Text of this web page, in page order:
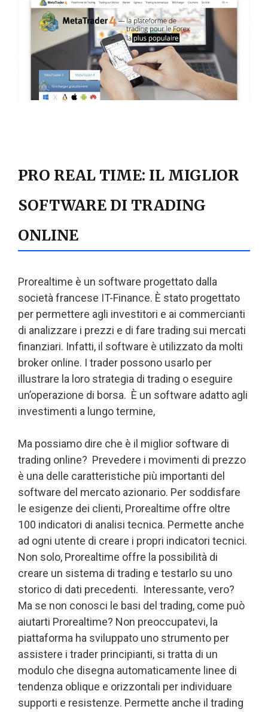
PRO REAL TIME: IL MIGLIOR
SOFTWARE DI TRADING
ONLINE
Prorealtime è un software progettato dalla
società francese IT-Finance. È stato progettato
per permettere agli investitori e ai commercianti
di analizzare i prezzi e di fare trading sui mercati
finanziari. Infatti, il software è utilizzato da molti
broker online. I trader possono usarlo per
illustrare la loro strategia di trading o eseguire
un’operazione di borsa. È un software adatto agli
investimenti a lungo termine,
Ma possiamo dire che è il miglior software di
trading online? Prevedere i movimenti di prezzo
è una delle caratteristiche più importanti del
software del mercato azionario. Per soddisfare
le esigenze dei clienti, Prorealtime offre oltre
100 indicatori di analisi tecnica. Permette anche
ad ogni utente di creare i propri indicatori tecnici.
Non solo, Prorealtime offre la possibilità di
creare un sistema di trading e testarlo su uno
storico di dati precedenti. Interessante, vero?
Ma se non conosci le basi del trading, come può
aiutarti Prorealtime? Non preoccupatevi, la
piattaforma ha sviluppato uno strumento per
assistere i trader principianti, si tratta di un
modulo che disegna automaticamente linee di
tendenza oblique e orizzontali per individuare
supporti e resistenze. Permette anche il trading